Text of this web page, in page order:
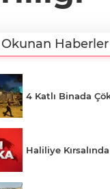
Okunan Haberler
4 Katlı Binada
Haliliye